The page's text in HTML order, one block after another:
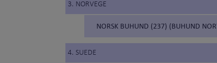
3. NORVEGE
NORSK BUHUND (237) (BUHUND
4. SUEDE